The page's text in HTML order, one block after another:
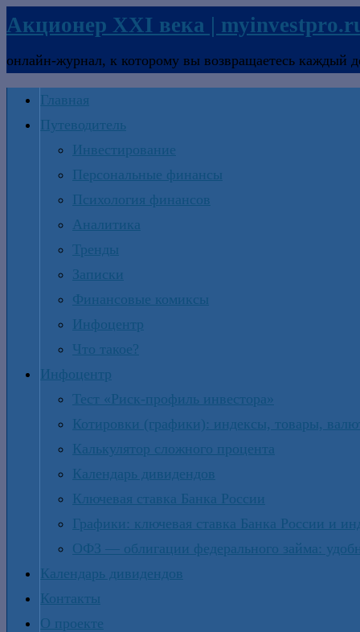
Акционер XXI века |
онлайн-журнал, к которому вы возвращаетесь каждый
Главная
Путеводитель
Инвестирование
Персональные финансы
Психология финансов
Аналитика
Тренды
Записки
Финансовые комиксы
Инфоцентр
Что такое?
Инфоцентр
Тест «Риск-профиль инвестора»
Котировки (графики): индексы, товары,
Калькулятор сложного процента
Календарь дивидендов
Ключевая ставка Банка России
Графики: ключевая ставка Банка России и
ОФЗ — облигации федерального займа:
Календарь дивидендов
Контакты
О проекте